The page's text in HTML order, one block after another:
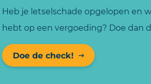
Heb je letselschade opgelopen en
hebt op een vergoeding? Doe dan
Doe de check!